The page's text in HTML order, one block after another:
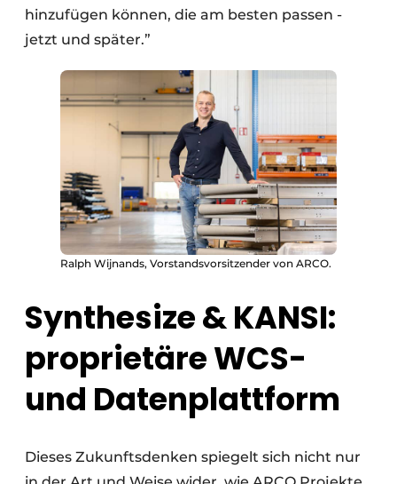
hinzufügen können, die am besten passen -
jetzt und später.”
Ralph Wijnands, Vorstandsvorsitzender von ARCO.
Synthesize & KANSI:
proprietäre WCS-
und Datenplattform
Dieses Zukunftsdenken spiegelt sich nicht nur